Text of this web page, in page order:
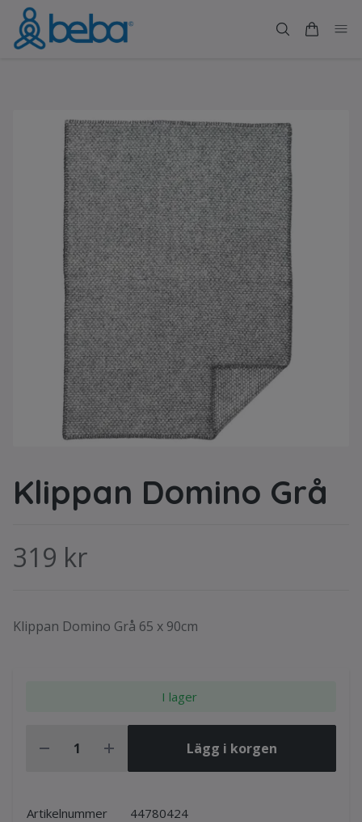
Klippan Domino Grå
319 kr
Klippan Domino Grå 65 x 90cm
I lager
Lägg i korgen
Artikelnummer 44780424